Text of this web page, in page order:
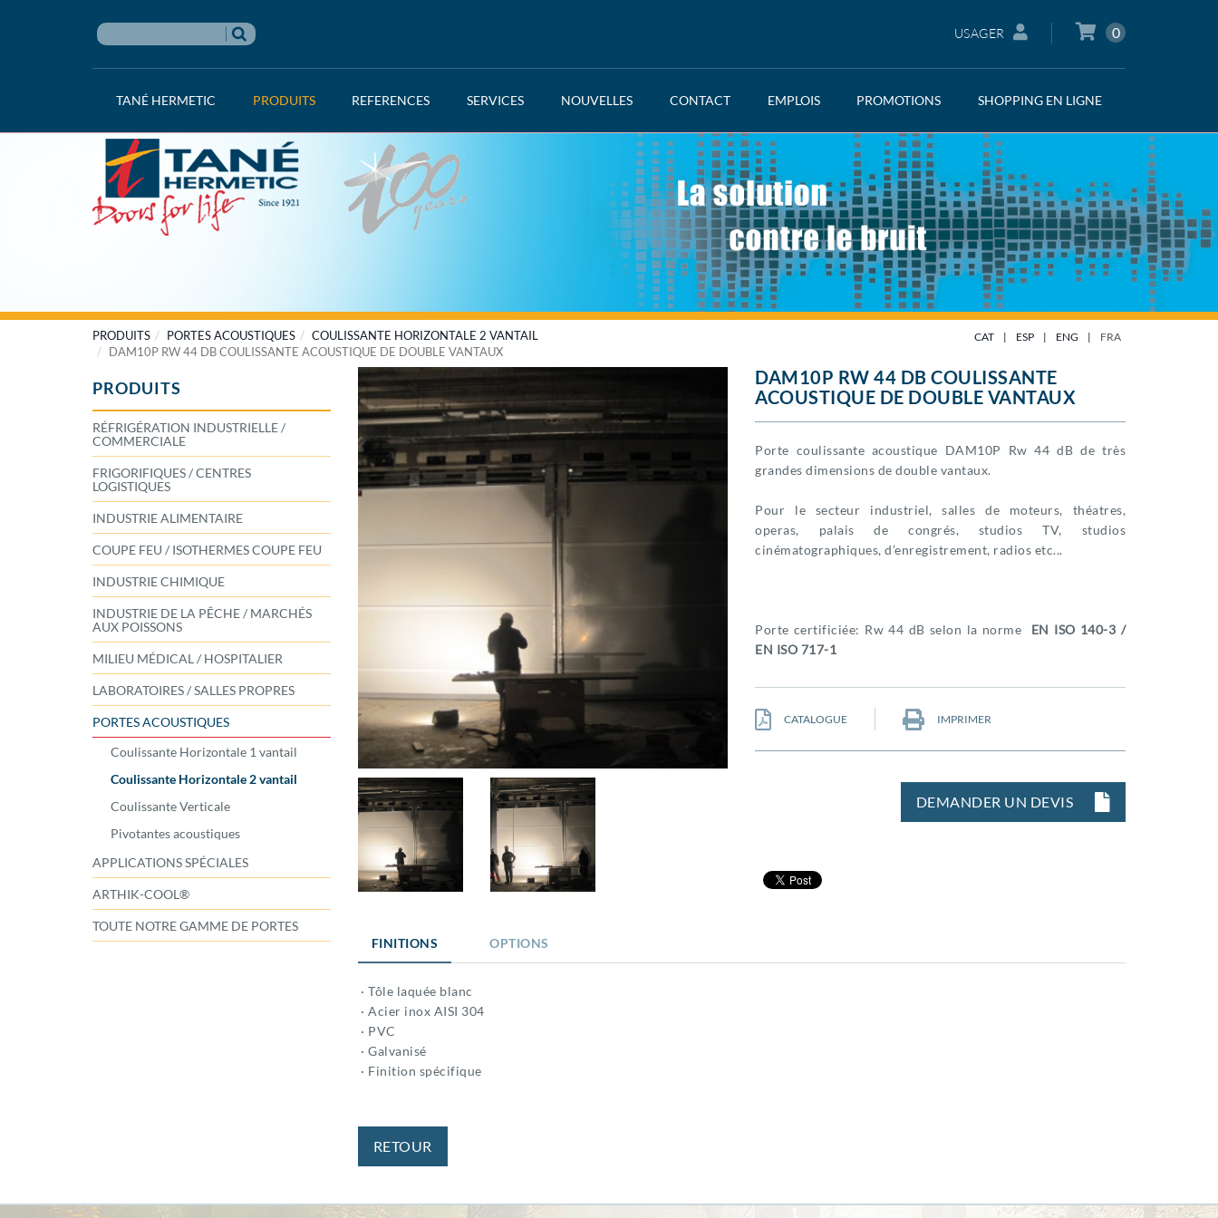
USAGER 0
TANÉ HERMETIC PRODUITS REFERENCES SERVICES NOUVELLES CONTACT EMPLOIS PROMOTIONS SHOPPING EN LIGNE
PRODUITS PORTES ACOUSTIQUES
COULISSANTE HORIZONTALE 2 VANTAIL
DAM10P RW 44 DB COULISSANTE ACOUSTIQUE DE DOUBLE VANTAUX
CAT | ESP | ENG | FRA
PRODUITS
RÉFRIGÉRATION INDUSTRIELLE /
COMMERCIALE
FRIGORIFIQUES / CENTRES
LOGISTIQUES
INDUSTRIE ALIMENTAIRE
COUPE FEU / ISOTHERMES COUPE FEU
INDUSTRIE CHIMIQUE
INDUSTRIE DE LA PÊCHE / MARCHÉS
AUX POISSONS
MILIEU MÉDICAL / HOSPITALIER
LABORATOIRES / SALLES PROPRES
PORTES ACOUSTIQUES
Coulissante Horizontale 1 vantail
Coulissante Horizontale 2 vantail
Coulissante Verticale
Pivotantes acoustiques
APPLICATIONS SPÉCIALES
ARTHIK-COOL®
TOUTE NOTRE GAMME DE PORTES
DAM10P RW 44 DB COULISSANTE
ACOUSTIQUE DE DOUBLE VANTAUX
Porte coulissante acoustique DAM10P Rw 44 dB de très
grandes dimensions de double vantaux.
Pour le secteur industriel, salles de moteurs, théatres,
operas, palais de congrés, studios TV, studios
cinématographiques, d’enregistrement, radios etc...
Porte certificiée: Rw 44 dB selon la norme
EN ISO 140-3 /
EN ISO 717-1
CATALOGUE IMPRIMER
DEMANDER UN DEVIS
FINITIONS OPTIONS
· Tôle laquée blanc
· Acier inox AISI 304
· PVC
· Galvanisé
· Finition spécifique
RETOUR